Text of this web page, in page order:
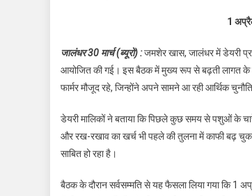
1
जालंधर 30 मार्च (ब्यूरो) :जमशेर खास, जालंधर में डेयरी
आयोजित की गई। इस बैठक में मुख्य रूप से बढ़ती लागत के
फार्मर मौजूद रहे, जिन्होंने अपने सामने आ रही आर्थिक
डेयरी मालिकों ने बताया कि पिछले कुछ समय से पशुओं के
और रख-रखाव का खर्च भी पहले की तुलना में काफी बढ़ चुका
साबित हो रहा है।
बैठक के दौरान सर्वसम्मति से यह फैसला लिया गया कि 1